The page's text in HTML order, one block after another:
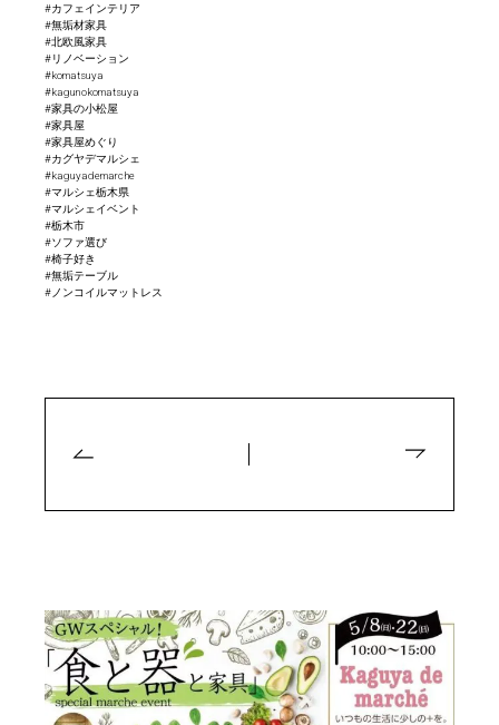
#カフェインテリア
#無垢材家具
#北欧風家具
#リノベーション
#komatsuya
#kagunokomatsuya
#家具の小松屋
#家具屋
#家具屋めぐり
#カグヤデマルシェ
#kaguyademarche
#マルシェ栃木県
#マルシェイベント
#栃木市
#ソファ選び
#椅子好き
#無垢テーブル
#ノンコイルマットレス